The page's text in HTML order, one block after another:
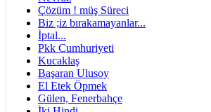
Çözüm ! müş Süreci
Biz ;iz bırakamayanlar...
İptal...
Pkk Cumhuriyeti
Kucaklaş
Başaran Ulusoy
El Etek Öpmek
Gülen, Fenerbahçe